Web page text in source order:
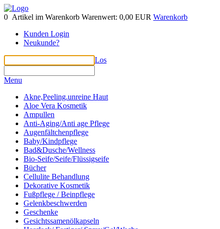
0 Artikel im Warenkorb Warenwert: 0,00 EUR Warenkorb
Kunden Login
Neukunde?
Los
Menu
Akne,Peeling.unreine Haut
Aloe Vera Kosmetik
Ampullen
Anti-Aging/Anti age Pflege
Augenfältchenpflege
Baby/Kindpflege
Bad&Dusche/Wellness
Bio-Seife/Seife/Flüssigseife
Bücher
Cellulite Behandlung
Dekorative Kosmetik
Fußpflege / Beinpflege
Gelenkbeschwerden
Geschenke
Gesichtssamenölkapseln